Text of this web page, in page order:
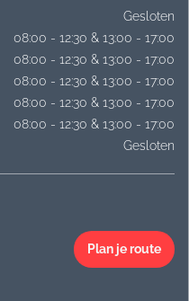
Gesloten
08:00 - 12:30 & 13:00 - 17:00
08:00 - 12:30 & 13:00 - 17:00
08:00 - 12:30 & 13:00 - 17:00
08:00 - 12:30 & 13:00 - 17:00
08:00 - 12:30 & 13:00 - 17:00
Gesloten
Plan je route